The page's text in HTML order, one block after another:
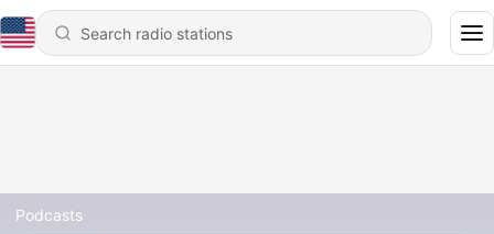
Podcasts